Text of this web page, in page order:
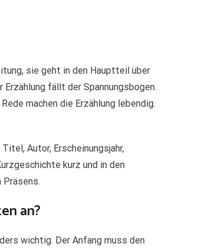
sie geht in den Hauptteil über
fällt der Spannungsbogen.
machen die Erzählung lebendig.
Autor, Erscheinungsjahr,
kurz und in den
an?
wichtig. Der Anfang muss den